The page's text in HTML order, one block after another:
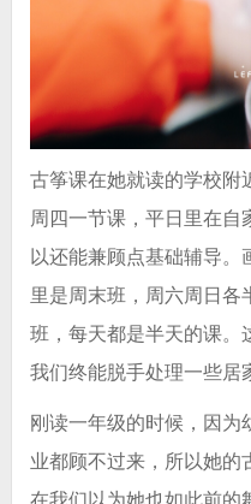
古筝课在她就读的学校附
周四一节课，平日里在自
以还能兼顾点基础辅导。
里是周末班，周六周日各
班，每天都是半天的课。
我们终能脱手处理一些居
刚读一年级的时候，因为
业都顾不过来，所以她的
在我们以为她也如此前的